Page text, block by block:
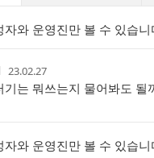
와 운영진만 볼 수 있습니
작
성
시
23.02.27
기는 뭐쓰는지 물어봐도 될
와 운영진만 볼 수 있습니